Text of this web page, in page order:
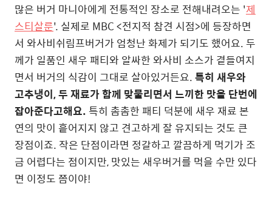
많은 버거 마니아에게 전통적인 장소로 전해내려오는 '제
스티살룬'. 실제로 MBC <전지적 참견 시점>에 등장하면
서 와사비쉬림프버거가 엄청난 화제가 되기도 했어요. 두
께가 일품인 새우 패티와 알싸한 와사비 소스가 곁들여지
면서 버거의 식감이 그대로 살아있거든요.특히 새우와
고추냉이, 두 재료가 함께 맞물리면서 느끼한 맛을 단번에
잡아준다고해요.특히 촘촘한 패티 덕분에 새우 재료 본
연의 맛이 흩어지지 않고 견고하게 잘 유지되는 것도 큰
장점이죠. 작은 단점이라면 정갈하고 깔끔하게 먹기가 조
금 어렵다는 점이지만, 맛있는 새우버거를 먹을 수만 있다
면 이정도 쯤이야!